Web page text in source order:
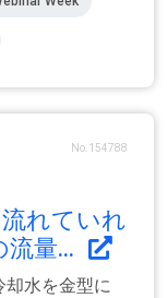
No.154788
流れていれ
量...
却水を金型に